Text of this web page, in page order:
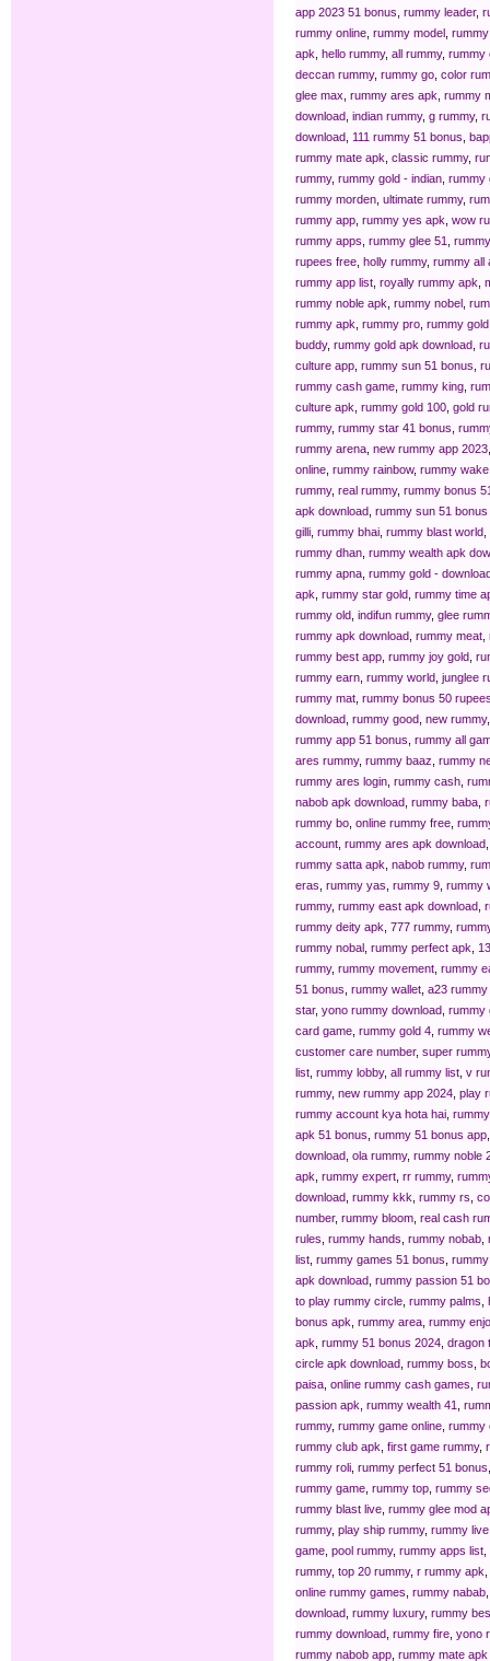
app 2023 51 bonus rummy leader,
rummy online rummy model
apk hello rummy, all rummy, rummy
deccan rummy, rummy go color
glee max rummy ares apk rummy
download indian rummy, g rummy,
download 111 rummy 51 bonus
rummy mate apk classic rummy,
rummy, rummy gold - indian rummy
rummy morden ultimate rummy,
rummy app rummy yes apk wow
rummy apps rummy glee 51
rupees free holly rummy, rummy all
rummy app list royally rummy apk
rummy noble apk rummy nobel
rummy apk rummy pro rummy
buddy, rummy gold apk download
culture app rummy sun 51 bonus
rummy cash game rummy king
culture apk rummy gold 100 gold
rummy, rummy star 41 bonus
rummy arena new rummy app 2023
online rummy rainbow, rummy wake
rummy, real rummy, rummy bonus
apk download rummy sun 51 bonus
gilli rummy bhai rummy blast world
rummy dhan rummy wealth apk
rummy apna rummy gold -
apk rummy star gold rummy time
rummy old indifun rummy, glee
rummy apk download rummy meat
rummy best app rummy joy gold
rummy earn rummy world junglee
rummy mat rummy bonus 50
download rummy good new rummy
rummy app 51 bonus rummy all
ares rummy, rummy baaz rummy
rummy ares login rummy cash
nabob apk download rummy baba
rummy bo online rummy free
account rummy ares apk download
rummy satta apk nabob rummy,
eras rummy yas rummy 9 rummy
rummy, rummy east apk download
rummy deity apk 777 rummy,
rummy nobal rummy perfect apk
rummy, rummy movement rummy
51 bonus rummy wallet a23
star, yono rummy download rummy
card game rummy gold 4 rummy
customer care number, super
list rummy lobby, all rummy list v
rummy, new rummy app 2024 play
rummy account kya hota hai
apk 51 bonus rummy 51 bonus app
download ola rummy, rummy noble
apk rummy expert rr rummy,
download rummy kkk rummy rs
number, rummy bloom real cash
rules rummy hands rummy nobab
list rummy games 51 bonus
apk download rummy passion 51
to play rummy circle rummy palms
bonus apk rummy area rummy
apk rummy 51 bonus 2024 dragon
circle apk download rummy boss
paisa online rummy cash games
passion apk rummy wealth 41
rummy, rummy game online rummy
rummy club apk first game rummy,
rummy roli rummy perfect 51 bonus
rummy game rummy top rummy
rummy blast live rummy glee mod
rummy, play ship rummy, rummy live
game pool rummy, rummy apps list
rummy, top 20 rummy, r rummy apk
online rummy games rummy nabab
download rummy luxury, rummy
rummy download rummy fire yono
rummy nabob app rummy mate apk